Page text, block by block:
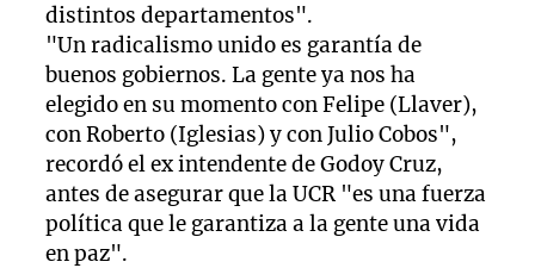
distintos departamentos".
"Un radicalismo unido es garantía de
buenos gobiernos. La gente ya nos ha
elegido en su momento con Felipe (Llaver),
con Roberto (Iglesias) y con Julio Cobos",
recordó el ex intendente de Godoy Cruz,
antes de asegurar que la UCR "es una fuerza
política que le garantiza a la gente una vida
en paz".